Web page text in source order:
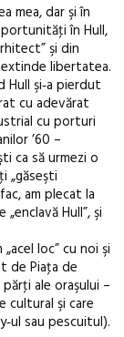
mea, dar şi în
în Hull,
şi din
libertatea.
şi‑a pierdut
cu adevărat
cu porturi
’60 –
ca să urmezi o
„găseşti
am plecat la
Hull”, şi
loc” cu noi şi
de Piaţa de
ale oraşului –
cultural şi care
sau pescuitul).